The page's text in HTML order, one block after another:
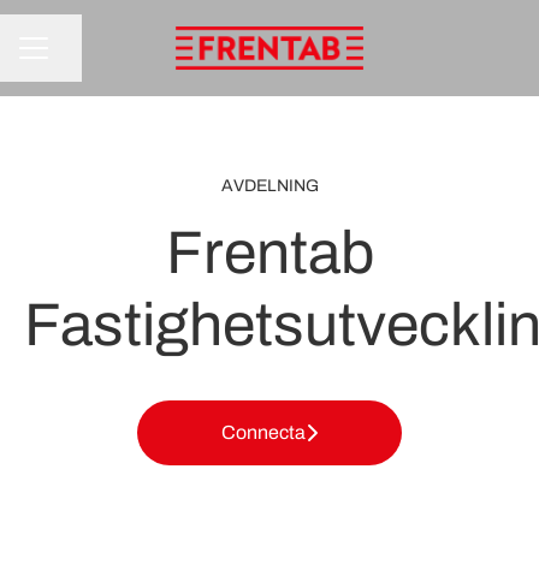
AVDELNING
Frentab
Connecta